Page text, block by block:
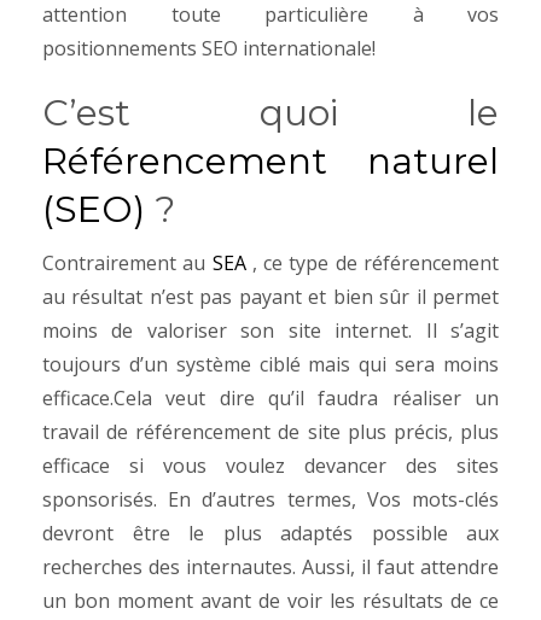
attention toute particulière à vos
positionnements SEO internationale!
C’est quoi le
Référencement naturel
(SEO) ?
Contrairement au SEA, ce type de référencement
au résultat n’est pas payant et bien sûr il permet
moins de valoriser son site internet. Il s’agit
toujours d’un système ciblé mais qui sera moins
efficace.Cela veut dire qu’il faudra réaliser un
travail de référencement de site plus précis, plus
efficace si vous voulez devancer des sites
sponsorisés. En d’autres termes, Vos mots-clés
devront être le plus adaptés possible aux
recherches des internautes. Aussi, il faut attendre
un bon moment avant de voir les résultats de ce